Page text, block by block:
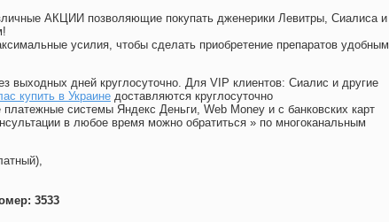
АКЦИИ позволяющие покупать дженерики Левитры, Сиалиса и
усилия, чтобы сделать приобретение препаратов удобным
выходных дней круглосуточно. Для VIP клиентов: Сиалис и другие
купить в Украине доставляются круглосуточно
системы Яндекс Деньги, Web Money и с банковских карт
в любое время можно обратиться » по многоканальным
3533